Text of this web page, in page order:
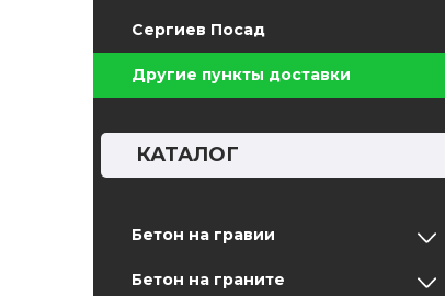
Сергиев Посад
Другие пункты доставки
КАТАЛОГ
Бетон на гравии
Бетон на граните